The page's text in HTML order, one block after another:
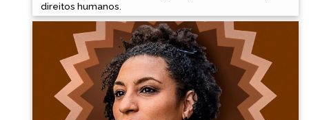
direitos humanos.